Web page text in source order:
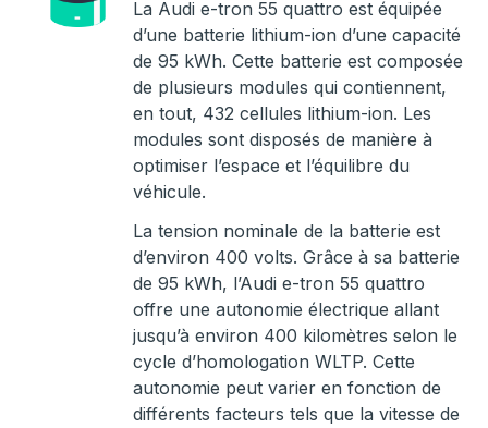
La Audi e-tron 55 quattro est équipée
d’une batterie lithium-ion d’une capacité
de 95 kWh. Cette batterie est composée
de plusieurs modules qui contiennent,
en tout, 432 cellules lithium-ion. Les
modules sont disposés de manière à
optimiser l’espace et l’équilibre du
véhicule.
La tension nominale de la batterie est
d’environ 400 volts. Grâce à sa batterie
de 95 kWh, l’Audi e-tron 55 quattro
offre une autonomie électrique allant
jusqu’à environ 400 kilomètres selon le
cycle d’homologation WLTP. Cette
autonomie peut varier en fonction de
différents facteurs tels que la vitesse de